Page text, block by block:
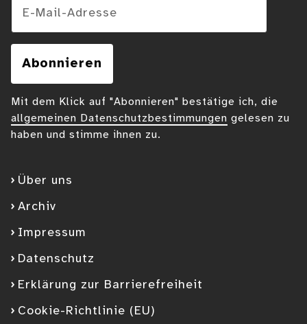
Über uns
Archiv
Impressum
Datenschutz
Erklärung zur Barrierefreiheit
Cookie-Richtlinie (EU)
Mit dem Klick auf "Abonnieren" bestätige ich, die
allgemeinen Datenschutzbestimmungen gelesen zu
haben und stimme ihnen zu.
Abonnieren